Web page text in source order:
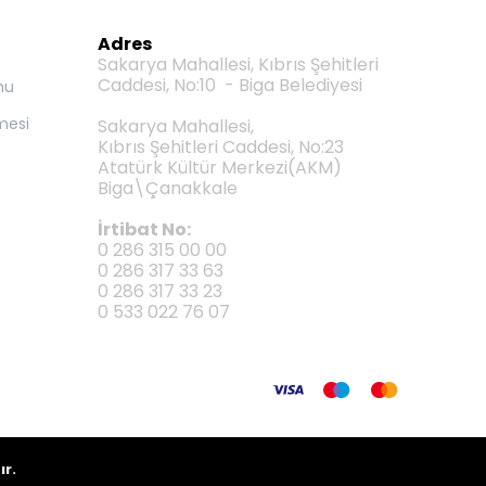
Adres
Sakarya Mahallesi, Kıbrıs Şehitleri
Caddesi, No:10 - Biga Belediyesi
Sakarya Mahallesi,
Kıbrıs Şehitleri Caddesi, No:23
Atatürk Kültür Merkezi(AKM)
Biga\Çanakkale
İrtibat No:
0 286 315 00 00
0 286 317 33 63
0 286 317 33 23
0 533 022 76 07